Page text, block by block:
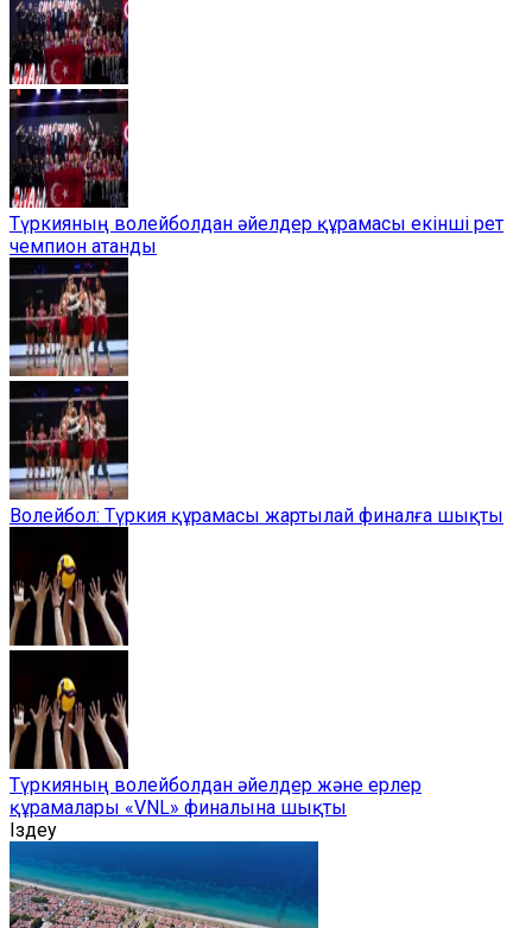
Түркияның волейболдан әйелдер құрамасы екінші рет
чемпион атанды
Волейбол: Түркия құрамасы жартылай финалға шықты
Түркияның волейболдан әйелдер және ерлер
құрамалары «VNL» финалына шықты
Іздеу